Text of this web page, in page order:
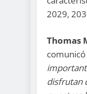
2029,
Thomas
disfrutan